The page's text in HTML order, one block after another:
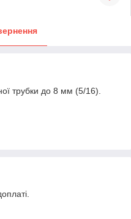
трубки до 8 мм (5/16).